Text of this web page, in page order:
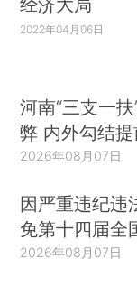
2022年04月06日
河南“三支一
弊 内外勾结
2026年08月07日
因严重违纪违
免第十四届全
2026年08月07日